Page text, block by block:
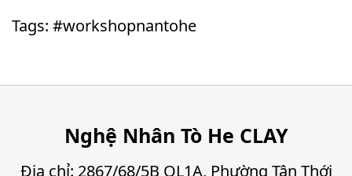
Tags: #workshopnantohe
Nghệ Nhân Tò He CLAY
Địa chỉ: 2867/68/5B QL1A, Phường Tân Thới